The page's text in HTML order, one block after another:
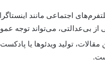
اجتماعی مانند
از بی‌عدالتی، می‌تواند توجه
مقالات، تولید ویدئوها یا